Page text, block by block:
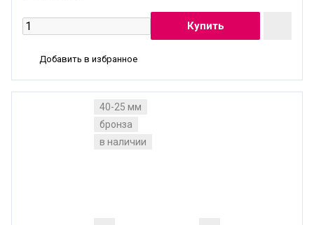
Добавить в избранное
40-25 мм
бронза
в наличии